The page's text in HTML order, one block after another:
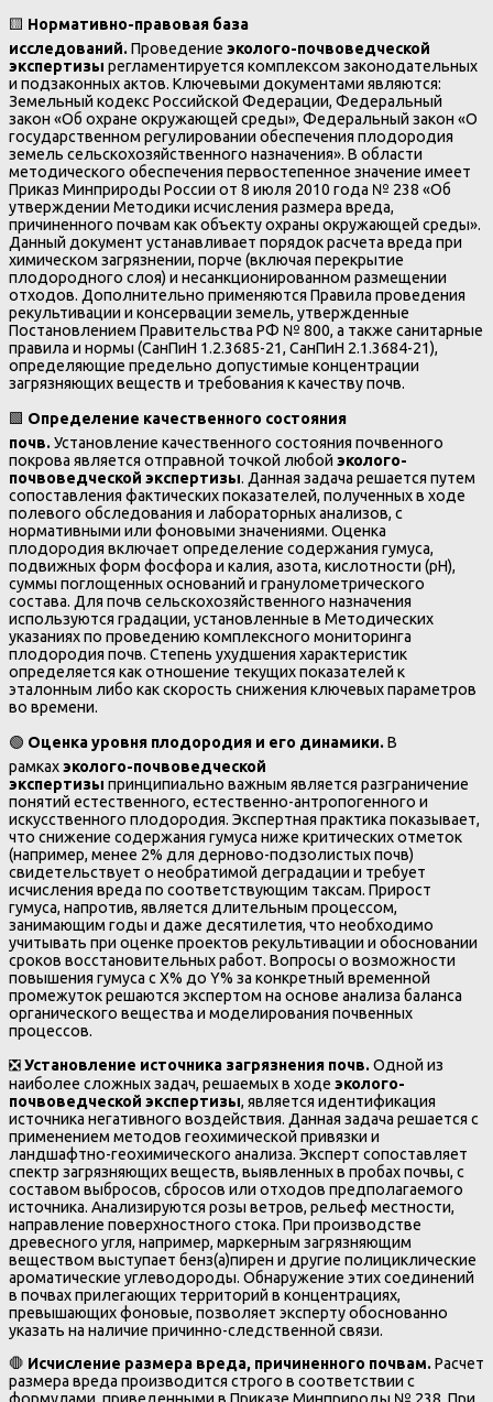
🟨 Нормативно-правовая база
исследований.Проведение эколого-почвоведческой
экспертизы регламентируется комплексом законодательных
и подзаконных актов. Ключевыми документами являются:
Земельный кодекс Российской Федерации, Федеральный
закон «Об охране окружающей среды», Федеральный закон «О
государственном регулировании обеспечения плодородия
земель сельскохозяйственного назначения». В области
методического обеспечения первостепенное значение имеет
Приказ Минприроды России от 8 июля 2010 года № 238 «Об
утверждении Методики исчисления размера вреда,
причиненного почвам как объекту охраны окружающей среды».
Данный документ устанавливает порядок расчета вреда при
химическом загрязнении, порче (включая перекрытие
плодородного слоя) и несанкционированном размещении
отходов. Дополнительно применяются Правила проведения
рекультивации и консервации земель, утвержденные
Постановлением Правительства РФ № 800, а также санитарные
правила и нормы (СанПиН 1.2.3685-21, СанПиН 2.1.3684-21),
определяющие предельно допустимые концентрации
загрязняющих веществ и требования к качеству почв.
🟩 Определение качественного состояния
почв.Установление качественного состояния почвенного
покрова является отправной точкой любой эколого-
почвоведческой экспертизы. Данная задача решается путем
сопоставления фактических показателей, полученных в ходе
полевого обследования и лабораторных анализов, с
нормативными или фоновыми значениями. Оценка
плодородия включает определение содержания гумуса,
подвижных форм фосфора и калия, азота, кислотности (рН),
суммы поглощенных оснований и гранулометрического
состава. Для почв сельскохозяйственного назначения
используются градации, установленные в Методических
указаниях по проведению комплексного мониторинга
плодородия почв. Степень ухудшения характеристик
определяется как отношение текущих показателей к
эталонным либо как скорость снижения ключевых параметров
во времени.
🟢 Оценка уровня плодородия и его динамики.В
рамкахэколого-почвоведческой
экспертизы принципиально важным является разграничение
понятий естественного, естественно-антропогенного и
искусственного плодородия. Экспертная практика показывает,
что снижение содержания гумуса ниже критических отметок
(например, менее 2% для дерново-подзолистых почв)
свидетельствует о необратимой деградации и требует
исчисления вреда по соответствующим таксам. Прирост
гумуса, напротив, является длительным процессом,
занимающим годы и даже десятилетия, что необходимо
учитывать при оценке проектов рекультивации и обосновании
сроков восстановительных работ. Вопросы о возможности
повышения гумуса с Х% до Y% за конкретный временной
промежуток решаются экспертом на основе анализа баланса
органического вещества и моделирования почвенных
процессов.
❎Установление источника загрязнения почв.Одной из
наиболее сложных задач, решаемых в ходе эколого-
почвоведческой экспертизы, является идентификация
источника негативного воздействия. Данная задача решается с
применением методов геохимической привязки и
ландшафтно-геохимического анализа. Эксперт сопоставляет
спектр загрязняющих веществ, выявленных в пробах почвы, с
составом выбросов, сбросов или отходов предполагаемого
источника. Анализируются розы ветров, рельеф местности,
направление поверхностного стока. При производстве
древесного угля, например, маркерным загрязняющим
веществом выступает бенз(а)пирен и другие полициклические
ароматические углеводороды. Обнаружение этих соединений
в почвах прилегающих территорий в концентрациях,
превышающих фоновые, позволяет эксперту обоснованно
указать на наличие причинно-следственной связи.
🛑 Исчисление размера вреда, причиненного почвам.Расчет
размера вреда производится строго в соответствии с
формулами, приведенными в Приказе Минприроды № 238. При